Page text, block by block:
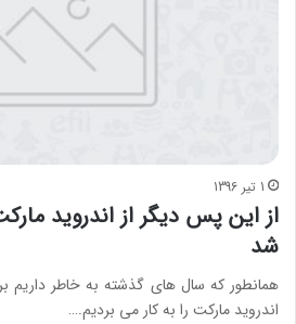
1 تیر 1396
از این پس دیگر از اندروید
شد
همانطور که سال های گذشته به خاطر داریم
اندروید مارکت را به کار می بردیم.…